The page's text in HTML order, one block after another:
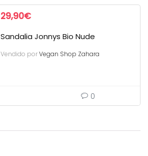
29,90€
Sandalia Jonnys Bio Nude
Vendido porVegan Shop Zahara
0